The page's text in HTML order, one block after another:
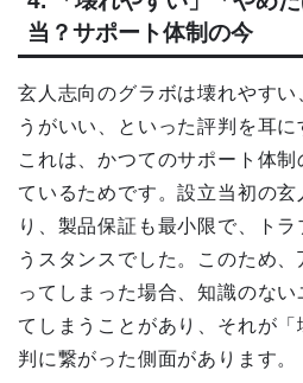
当？サポート体制の今
玄人志向のグラボは壊れやす
うがいい、といった評判を耳に
これは、かつてのサポート体
ているためです。設立当初の
り、製品保証も最小限で、ト
うスタンスでした。このため
ってしまった場合、知識のな
てしまうことがあり、それが
判に繋がった側面があります。